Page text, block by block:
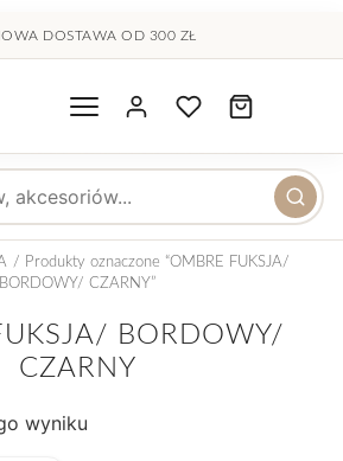
DOSTAWA OD 300 ZŁ
/ Produkty oznaczone “OMBRE FUKSJA/
BORDOWY/ CZARNY”
BORDOWY/
CZARNY
wyniku